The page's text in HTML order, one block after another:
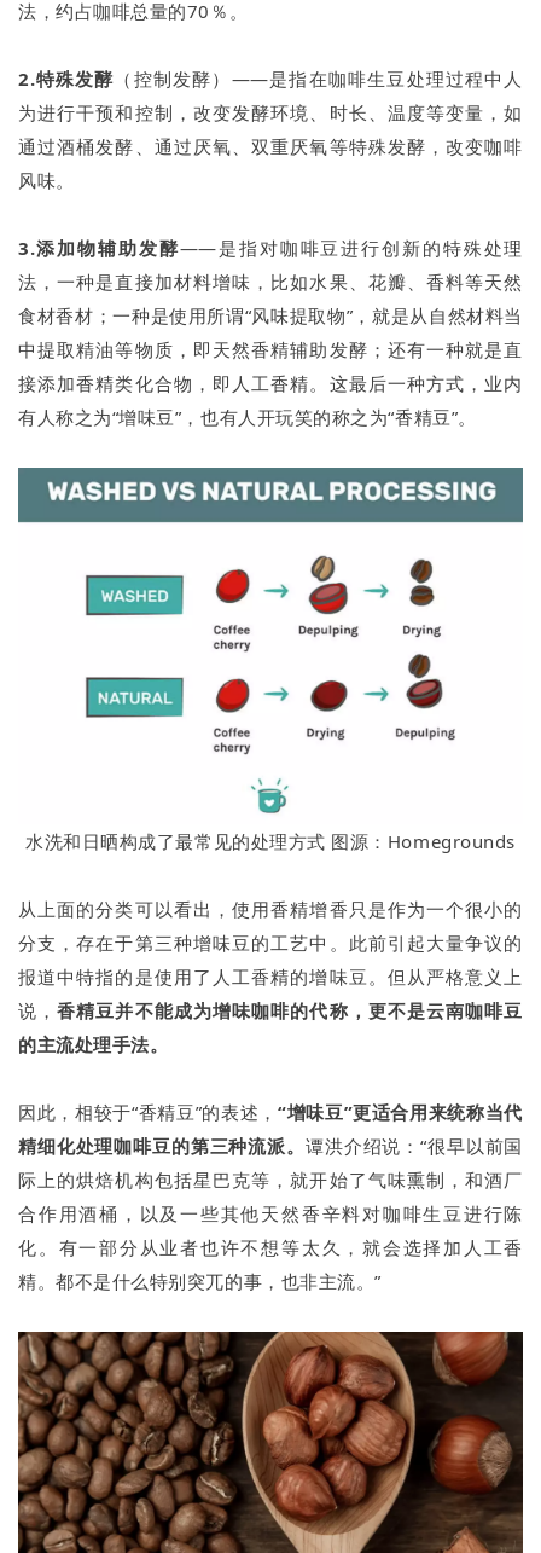
法，约占咖啡总量的70％。
2.特殊发酵 （控制发酵）——是指在咖啡生豆处理过程中人
为进行干预和控制，改变发酵环境、时长、温度等变量，如
通过酒桶发酵、通过厌氧、双重厌氧等特殊发酵，改变咖啡
风味。
3.添加物辅助发酵——是指对咖啡豆进行创新的特殊处理
法，一种是直接加材料增味，比如水果、花瓣、香料等天然
食材香材；一种是使用所谓“风味提取物”，就是从自然材料当
中提取精油等物质，即天然香精辅助发酵；还有一种就是直
接添加香精类化合物，即人工香精。这最后一种方式，业内
有人称之为“增味豆”，也有人开玩笑的称之为“香精豆”。
水洗和日晒构成了最常见的处理方式 图源：Homegrounds
从上面的分类可以看出，使用香精增香只是作为一个很小的
分支，存在于第三种增味豆的工艺中。此前引起大量争议的
报道中特指的是使用了人工香精的增味豆。但从严格意义上
说，香精豆并不能成为增味咖啡的代称，更不是云南咖啡豆
的主流处理手法。
因此，相较于“香精豆”的表述， “增味豆”更适合用来统称当代
精细化处理咖啡豆的第三种流派。 谭洪介绍说：“很早以前国
际上的烘焙机构包括星巴克等，就开始了气味熏制，和酒厂
合作用酒桶，以及一些其他天然香辛料对咖啡生豆进行陈
化。有一部分从业者也许不想等太久，就会选择加人工香
精。都不是什么特别突兀的事，也非主流。”